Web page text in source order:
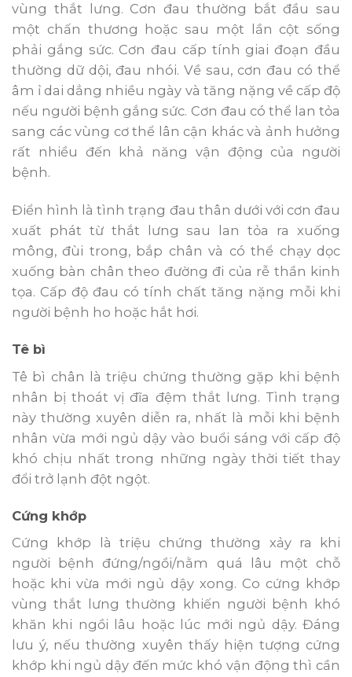
vùng thắt lưng. Cơn đau thường bắt đầu sau
một chấn thương hoặc sau một lần cột sống
phải gắng sức. Cơn đau cấp tính giai đoạn đầu
thường dữ dội, đau nhói. Về sau, cơn đau có thể
âm ỉ dai dẳng nhiều ngày và tăng nặng về cấp độ
nếu người bệnh gắng sức. Cơn đau có thể lan tỏa
sang các vùng cơ thể lân cận khác và ảnh hưởng
rất nhiều đến khả năng vận động của người
bệnh.
Điển hình là tình trạng đau thân dưới với cơn đau
xuất phát từ thắt lưng sau lan tỏa ra xuống
mông, đùi trong, bắp chân và có thể chạy dọc
xuống bàn chân theo đường đi của rễ thần kinh
tọa. Cấp độ đau có tính chất tăng nặng mỗi khi
người bệnh ho hoặc hắt hơi.
Tê bì
Tê bì chân là triệu chứng thường gặp khi bệnh
nhân bị thoát vị đĩa đệm thắt lưng. Tình trạng
này thường xuyên diễn ra, nhất là mỗi khi bệnh
nhân vừa mới ngủ dậy vào buổi sáng với cấp độ
khó chịu nhất trong những ngày thời tiết thay
đổi trở lạnh đột ngột.
Cứng khớp
Cứng khớp là triệu chứng thường xảy ra khi
người bệnh đứng/ngồi/nằm quá lâu một chỗ
hoặc khi vừa mới ngủ dậy xong. Co cứng khớp
vùng thắt lưng thường khiến người bệnh khó
khăn khi ngồi lâu hoặc lúc mới ngủ dậy. Đáng
lưu ý, nếu thường xuyên thấy hiện tượng cứng
khớp khi ngủ dậy đến mức khó vận động thì cần